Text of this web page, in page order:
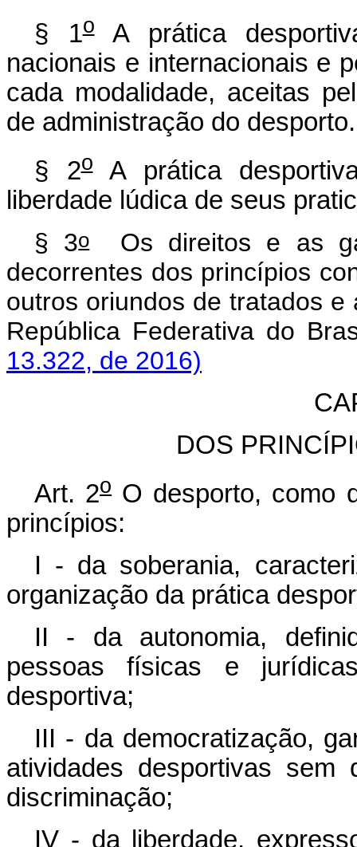
§ 1oA prática
nacionais e internacionais e
cada modalidade, aceitas
de administração do desporto.
§ 2oA prática
liberdade lúdica de seus
§ 3o
Os direitos e as
decorrentes dos princípios
outros oriundos de tratados
República
13.322, de 2016)
DOS
Art. 2oO desporto, como
princípios:
I - da soberania,
organização da prática
II - da autonomia,
pessoas físicas e
desportiva;
III - da democratização,
atividades desportivas sem
discriminação;
IV - da liberdade,